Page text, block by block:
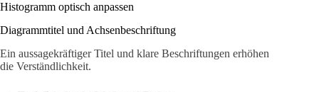
Histogramm optisch anpassen
Diagrammtitel und Achsenbeschriftung
Ein aussagekräftiger Titel und klare Beschriftungen erhöhen
die Verständlichkeit.